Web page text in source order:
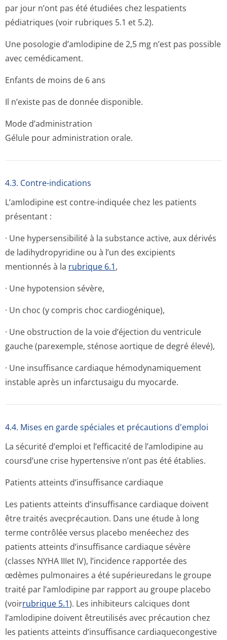
par jour n’ont pas été étudiées chez lespatients
pédiatriques (voir rubriques 5.1 et 5.2).
Une posologie d’amlodipine de 2,5 mg n’est pas possible
avec cemédicament.
Enfants de moins de 6 ans
Il n’existe pas de donnée disponible.
Mode d’administration
Gélule pour administration orale.
4.3. Contre-indications
L’amlodipine est contre-indiquée chez les patients
présentant :
· Une hypersensibilité à la substance active, aux dérivés
de ladihydropyridine ou à l’un des excipients
mentionnés à la rubrique 6.1,
· Une hypotension sévère,
· Un choc (y compris choc cardiogénique),
· Une obstruction de la voie d’éjection du ventricule
gauche (parexemple, sténose aortique de degré élevé),
· Une insuffisance cardiaque hémodynamiquement
instable après un infarctusaigu du myocarde.
4.4. Mises en garde spéciales et précautions d'emploi
La sécurité d’emploi et l’efficacité de l’amlodipine au
coursd’une crise hypertensive n’ont pas été établies.
Patients atteints d’insuffisance cardiaque
Les patients atteints d’insuffisance cardiaque doivent
être traités avecprécaution. Dans une étude à long
terme contrôlée versus placebo menéechez des
patients atteints d’insuffisance cardiaque sévère
(classes NYHA IIIet IV), l’incidence rapportée des
œdèmes pulmonaires a été supérieuredans le groupe
traité par l’amlodipine par rapport au groupe placebo
(voirrubrique 5.1). Les inhibiteurs calciques dont
l’amlodipine doivent êtreutilisés avec précaution chez
les patients atteints d’insuffisance cardiaquecongestive